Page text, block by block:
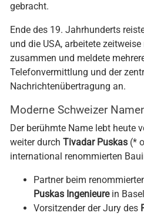
gebracht.
Ende des 19. Jahrhunderts
und die USA, arbeitete
zusammen und meldete
Telefonvermittlung und der
Nachrichtenübertragung an.
Moderne Schweizer
Der berühmte Name lebt heute
weiter durch Tivadar Puskas (*
international renommierten
Partner beim
Puskas Ingenieurein Basel
Vorsitzender der Jury des